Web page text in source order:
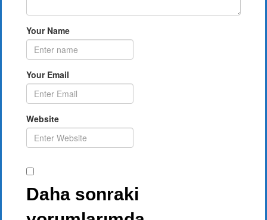
Your Name
Your Email
Website
Daha sonraki